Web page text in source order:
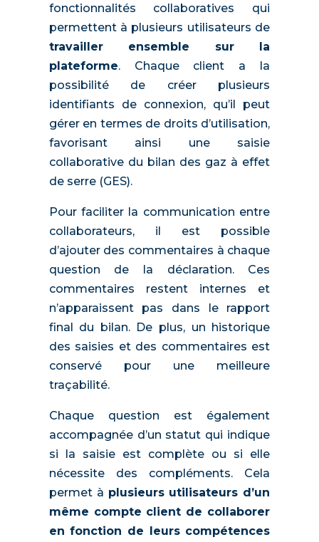
fonctionnalités collaboratives qui
permettent à plusieurs utilisateurs de
travailler ensemble sur la
plateforme. Chaque client a la
possibilité de créer plusieurs
identifiants de connexion, qu’il peut
gérer en termes de droits d’utilisation,
favorisant ainsi une saisie
collaborative du bilan des gaz à effet
de serre (GES).
Pour faciliter la communication entre
collaborateurs, il est possible
d’ajouter des commentaires à chaque
question de la déclaration. Ces
commentaires restent internes et
n’apparaissent pas dans le rapport
final du bilan. De plus, un historique
des saisies et des commentaires est
conservé pour une meilleure
traçabilité.
Chaque question est également
accompagnée d’un statut qui indique
si la saisie est complète ou si elle
nécessite des compléments. Cela
permet à plusieurs utilisateurs d’un
même compte client de collaborer
en fonction de leurs compétences